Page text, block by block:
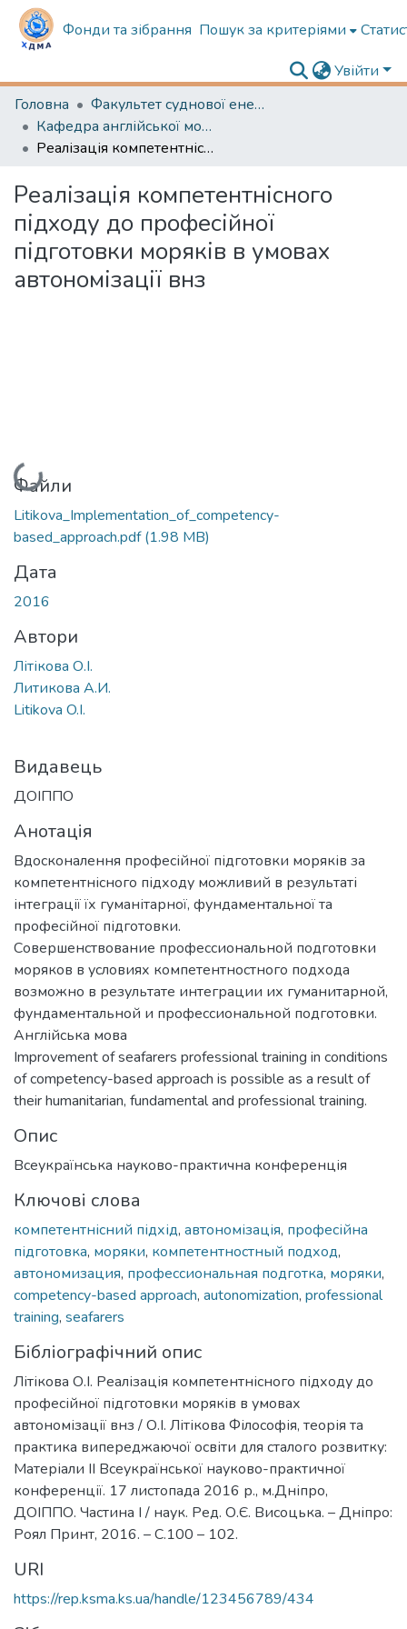
Фонди та зібрання Пошук за критеріями
Увійти
Головна
Факультет суднової енергетики
Кафедра англійської мови в судновій енергетиці
Реалізація компетентнісного підходу до професійної підготовки моряків в умовах автономізації внз
Реалізація компетентнісного
підходу до професійної
підготовки моряків в умовах
автономізації внз
Вантажиться...
Файли
Litikova_Implementation_of_competency-
based_approach.pdf(1.98 MB)
Дата
2016
Автори
Літікова О.І.
Литикова А.И.
Litikova O.I.
Видавець
ДОІППО
Анотація
Вдосконалення професійної підготовки моряків за
компетентнісного підходу можливий в результаті
інтеграції їх гуманітарної, фундаментальної та
професійної підготовки.
Совершенствование профессиональной подготовки
моряков в условиях компетентностного подхода
возможно в результате интеграции их гуманитарной,
фундаментальной и профессиональной подготовки.
Англійська мова
Improvement of seafarers professional training in conditions
of competency-based approach is possible as a result of
their humanitarian, fundamental and professional training.
Опис
Всеукраїнська науково-практична конференція
Ключові слова
компетентнісний підхід, автономізація, професійна
підготовка, моряки, компетентностный подход,
автономизация, профессиональная подготка, моряки,
competency-based approach, autonomization, professional
training, seafarers
Бібліографічний опис
Літікова О.І. Реалізація компетентнісного підходу до
професійної підготовки моряків в умовах
автономізації внз / О.І. Літікова Філософія, теорія та
практика випереджаючої освіти для сталого розвитку:
Матеріали ІІ Всеукраїнської науково-практичної
конференції. 17 листопада 2016 р., м.Дніпро,
ДОІППО. Частина І / наук. Ред. О.Є. Висоцька. – Дніпро:
Роял Принт, 2016. – С.100 – 102.
URI
https://rep.ksma.ks.ua/handle/123456789/434